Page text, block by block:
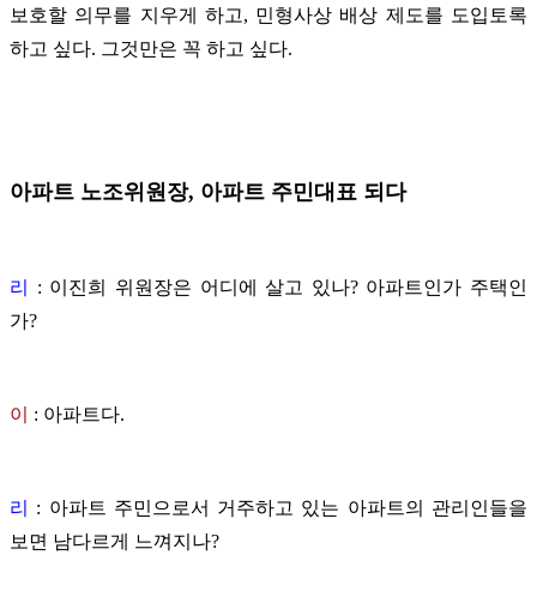
보호할 의무를 지우게 하고, 민형사상 배상 제도를 도입토록
하고 싶다. 그것만은 꼭 하고 싶다.
아파트 노조위원장, 아파트 주민대표 되다
리
: 이진희 위원장은 어디에 살고 있나? 아파트인가 주택인
가?
이 : 아파트다.
리
: 아파트 주민으로서 거주하고 있는 아파트의 관리인들을
보면 남다르게 느껴지나?